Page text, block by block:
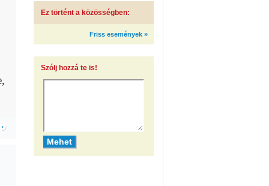
Ez történt a közösségben:
Friss események »
Szólj hozzá te is!